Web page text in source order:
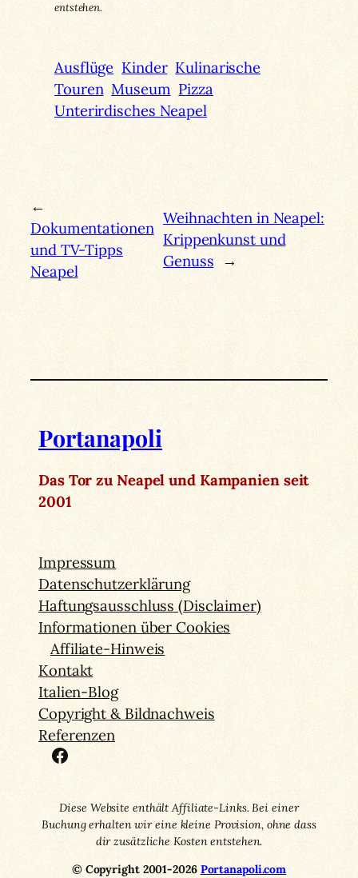
entstehen.
Ausflüge Kinder Kulinarische
Touren Museum Pizza
Unterirdisches Neapel
←
Dokumentationen
und TV-Tipps
Neapel
Weihnachten in Neapel:
Krippenkunst und
Genuss →
Portanapoli
Das Tor zu Neapel und Kampanien seit
2001
Impressum
Datenschutzerklärung
Haftungsausschluss (Disclaimer)
Informationen über Cookies
Affiliate-Hinweis
Kontakt
Italien-Blog
Copyright & Bildnachweis
Referenzen
Facebook
Diese Website enthält Affiliate-Links. Bei einer
Buchung erhalten wir eine kleine Provision, ohne dass
dir zusätzliche Kosten entstehen.
© Copyright 2001-2026 Portanapoli.com